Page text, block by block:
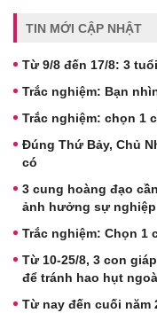
TIN MỚI CẬP NHẬT
Từ 9/8 đến 17/8: 3
Trắc nghiệm: Bạn
Trắc nghiệm: chọn 1
Đúng Thứ Bảy, Chủ
có
3 cung hoàng đạo
ảnh hưởng sự nghiệp
Trắc nghiệm: Chọn 1
Từ 10-25/8, 3 con
để tránh hao hụt
Từ nay đến cuối năm